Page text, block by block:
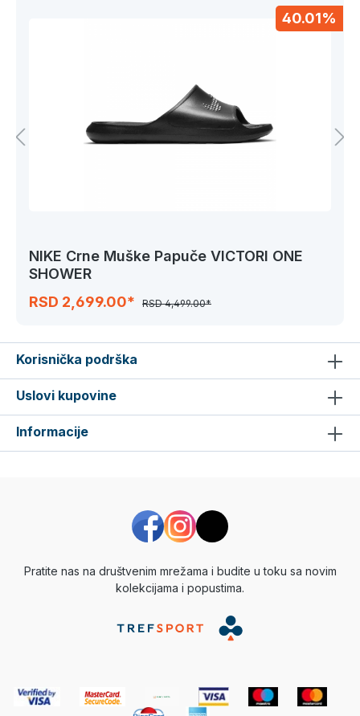
40.01%
NIKE Crne Muške Papuče VICTORI ONE
SHOWER
RSD 2,699.00*
RSD 4,499.00*
Korisnička podrška
Uslovi kupovine
Informacije
Pratite nas na društvenim mrežama i budite u toku sa novim
kolekcijama i popustima.